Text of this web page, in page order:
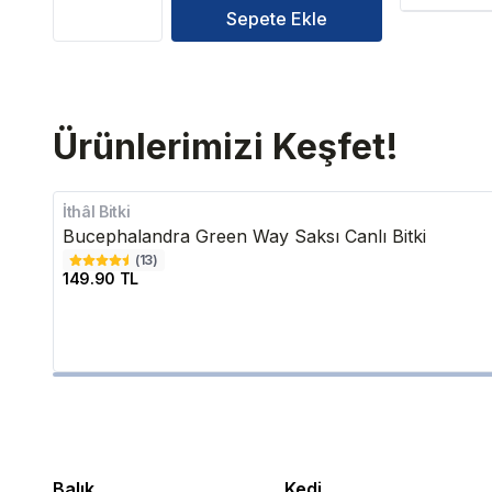
Sepete Ekle
Ürünlerimizi Keşfet!
İthâl Bitki
Bucephalandra Green Way Saksı Canlı Bitki
(13)
149.90 TL